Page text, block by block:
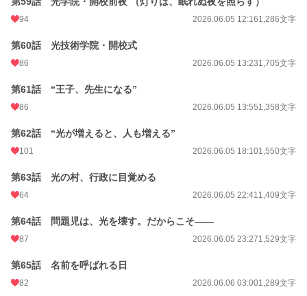
94 2026.06.05 12:161,286文字
第60話 光技術学院・開校式
86 2026.06.05 13:231,705文字
第61話 “王子、先生になる”
86 2026.06.05 13:551,358文字
第62話 “光が増えると、人も増える”
101 2026.06.05 18:101,550文字
第63話 光の村、行政に目覚める
64 2026.06.05 22:411,409文字
第64話 問題児は、光を壊す。だからこそ――
87 2026.06.05 23:271,529文字
第65話 名前を呼ばれる日
82 2026.06.06 03:001,289文字